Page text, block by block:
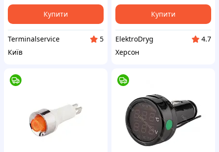
Купити
Terminalservice
5
Київ
Купити
ElektroDryg
4.7
Херсон